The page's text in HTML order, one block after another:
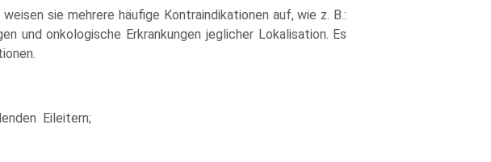
sie mehrere häufige Kontraindikationen auf, wie z. B.:
und onkologische Erkrankungen jeglicher Lokalisation. Es
Eileitern;